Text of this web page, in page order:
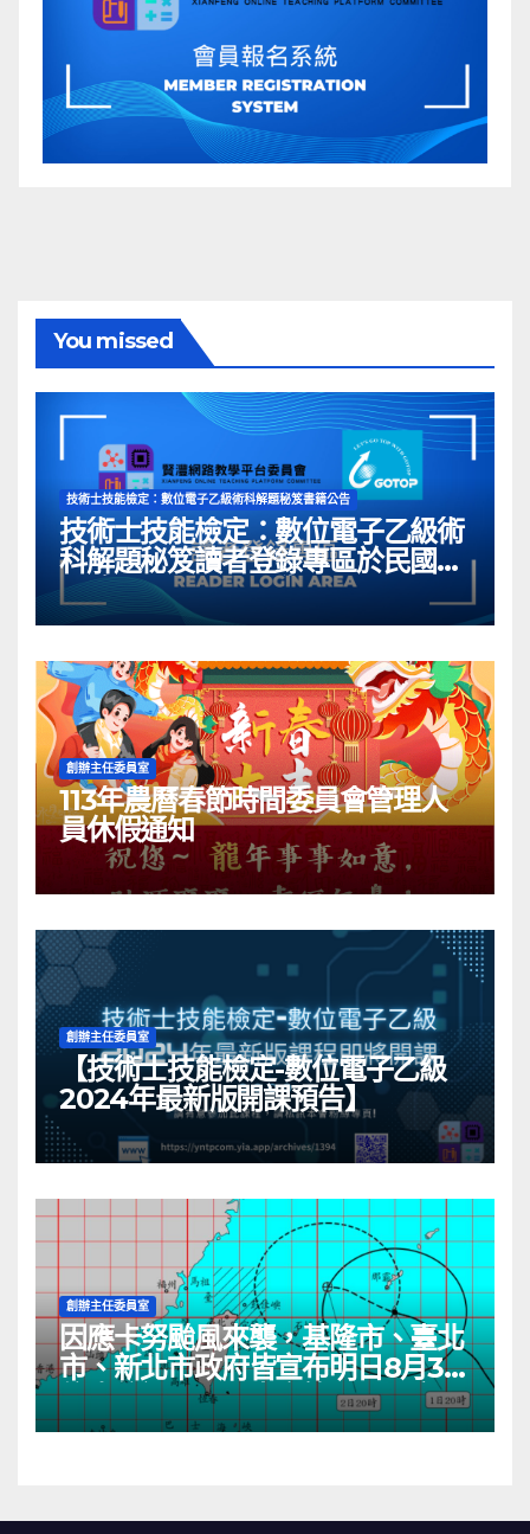
You missed
技術士技能檢定：數位電子乙級術科解題秘笈書籍公告
技術士技能檢定：數位電子乙級術
科解題秘笈讀者登錄專區於民國
113年05月03日開啟囉~
創辦主任委員室
113年農曆春節時間委員會管理人
員休假通知
創辦主任委員室
【技術士技能檢定-數位電子乙級
2024年最新版開課預告】
創辦主任委員室
因應卡努颱風來襲，基隆市、臺北
市、新北市政府皆宣布明日8月3日
停班停課一日。本會管理人員客服
服務明日（8月3日）皆停止一天，